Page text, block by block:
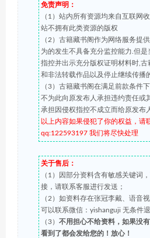
免责声明：
（1）站内所有资源均来自互联网
站不拥有此类资源的版权
（2）古籍藏书阁作为网络服务提
为的发生不具备充分监控能力.但
指控并出示充分版权证明材料时,古
和非法转载作品以及停止继续传播
（3）古籍藏书阁在满足前款条件
不为此向原发布人承担违约责任或
承担因侵权指控不成立而给原发布
以上内容如果侵犯了你的权益，请
qq:122593197 我们将尽快处理
关于售后：
（1）因部分资料含有敏感关键词
接，请联系客服进行发送；
（2）如资料存在张冠李戴、语音
可以联系微信：yishanguji 无条件退
（3） 不用担心不给资料，如果没
看到了都会发给您的！放心！